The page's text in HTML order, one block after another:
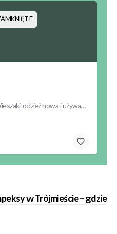
Sieć sklepów secondhand Wieszaki-odzież nowa i używana powstał w 2015 roku. Od początku tworzenia marki…
w Trójmieście – gdzie